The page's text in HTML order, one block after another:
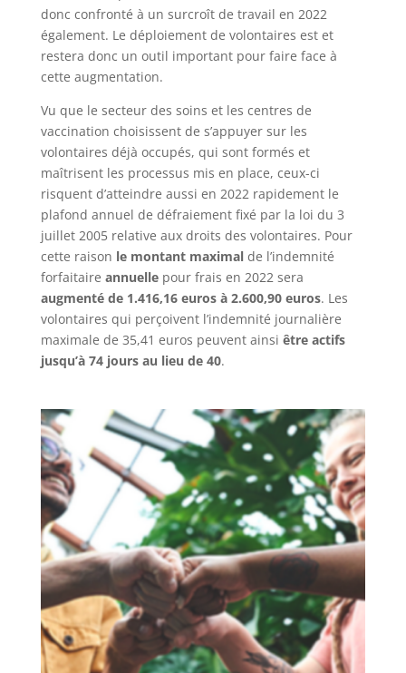
donc confronté à un surcroît de travail en 2022
également. Le déploiement de volontaires est et
restera donc un outil important pour faire face à
cette augmentation.
Vu que le secteur des soins et les centres de
vaccination choisissent de s’appuyer sur les
volontaires déjà occupés, qui sont formés et
maîtrisent les processus mis en place, ceux-ci
risquent d’atteindre aussi en 2022 rapidement le
plafond annuel de défraiement fixé par la loi du 3
juillet 2005 relative aux droits des volontaires. Pour
cette raison le montant maximalde l’indemnité
forfaitaire annuelle pour frais en 2022 sera
augmenté de 1.416,16 euros à 2.600,90 euros. Les
volontaires qui perçoivent l’indemnité journalière
maximale de 35,41 euros peuvent ainsi être actifs
jusqu’à 74 jours au lieu de 40.